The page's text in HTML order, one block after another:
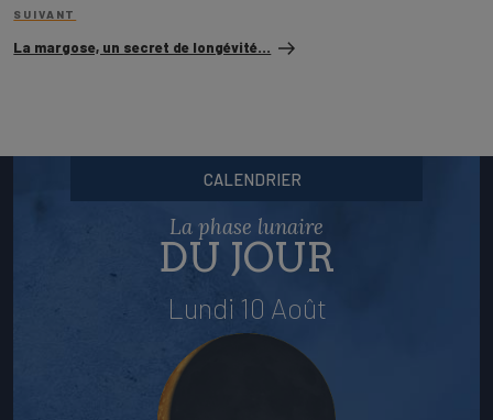
Article
SUIVANT
La margose, un secret de longévité…
CALENDRIER
La phase lunaire
DU JOUR
Lundi 10 Août